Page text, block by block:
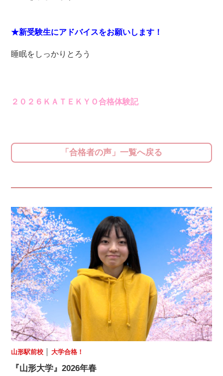
★新受験生にアドバイスをお願いします！
睡眠をしっかりとろう
２０２６ＫＡＴＥＫＹＯ合格体験記
「合格者の声」一覧へ戻る
山形駅前校 │大学合格！
『山形大学』2026年春